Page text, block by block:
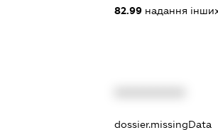
82.99надання інших
dossier.missingData